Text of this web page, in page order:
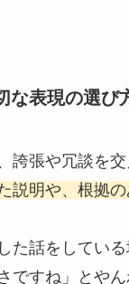
な表現の選び
誇張や冗談を
説明や、根拠
た話をしている
ですね」とや